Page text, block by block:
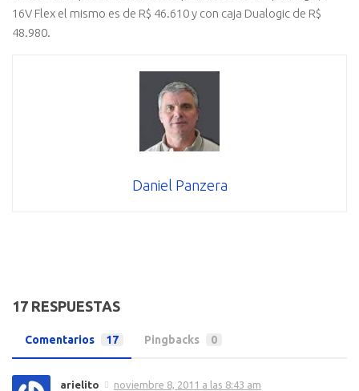
16V Flex el mismo es de R$ 46.610 y con caja Dualogic de R$
48.980.
Daniel Panzera
17 RESPUESTAS
Comentarios 17 Pingbacks 0
arielito
noviembre 8, 2011 a las 8:43 am